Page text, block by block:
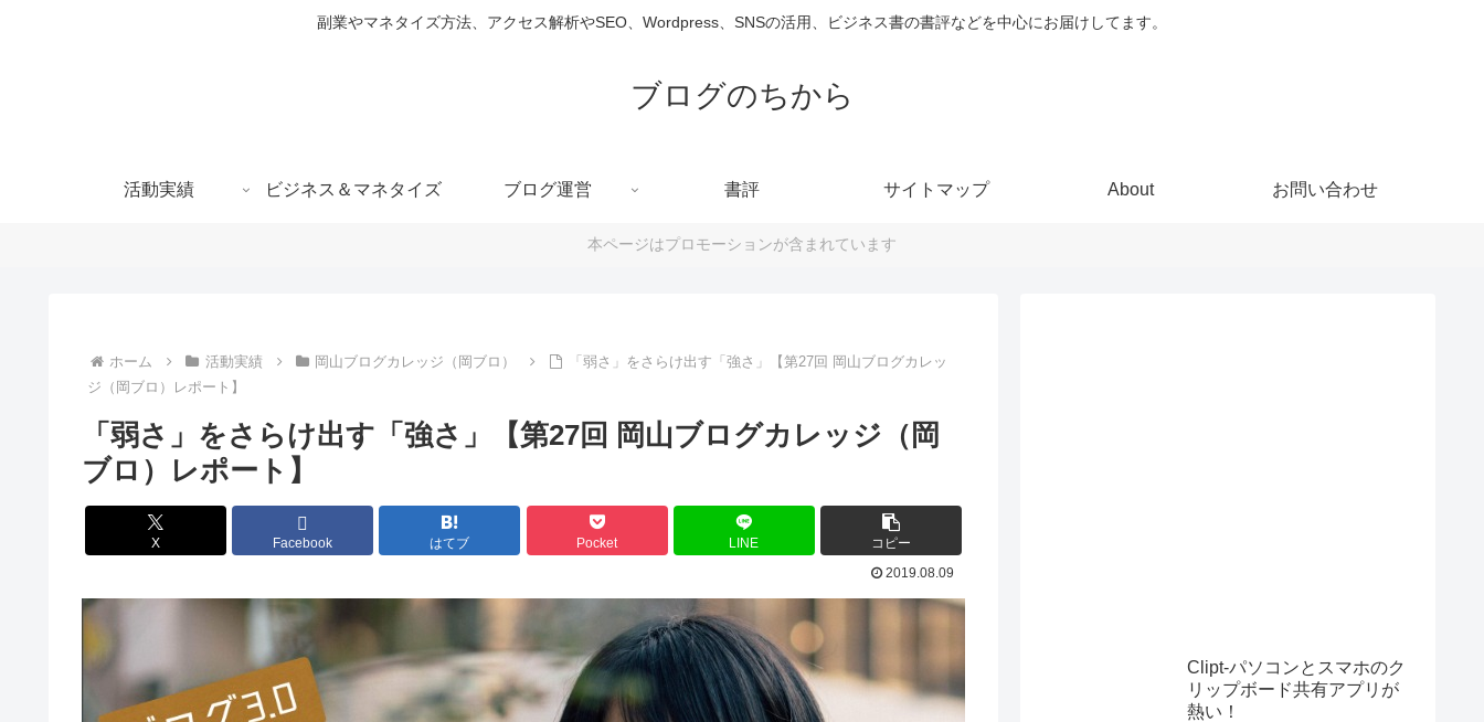
副業やマネタイズ方法、アクセス解析やSEO、Wordpress、SNSの活用、ビジネス書の書評などを中心にお届けしてます。
ブログのちから
活動実績 ビジネス＆マネタイズ ブログ運営 書評 サイトマップ About お問い合わせ
本ページはプロモーションが含まれています
ホーム 活動実績 岡山ブログカレッジ（岡ブロ）
「弱さ」をさらけ出す「強さ」【第27回 岡山ブログカレッ
ジ（岡ブロ）レポート】
「弱さ」をさらけ出す「強さ」【第27回 岡山ブログカレッジ（岡
ブロ）レポート】
X Facebook はてブ Pocket LINE
コピー
2019.08.09
Clipt-パソコンとスマホのク
リップボード共有アプリが
熱い！